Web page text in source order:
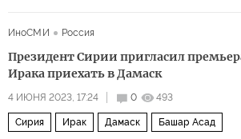
ИноСМИ Россия
Президент Сирии пригласил
Ирака приехать в Дамаск
4 ИЮНЯ 2023, 17:24 0 493
Сирия Ирак Дамаск Башар Асад